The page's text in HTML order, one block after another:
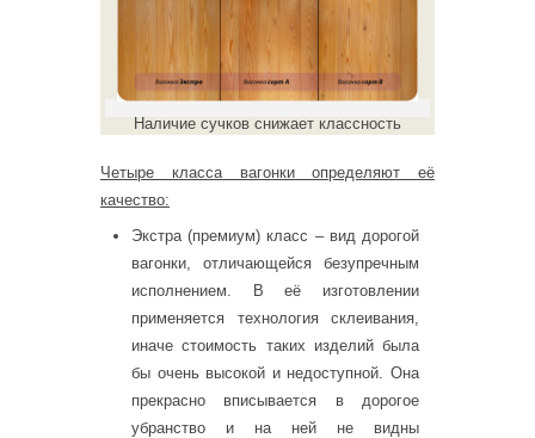
Наличие сучков снижает классность
Четыре класса вагонки определяют её
качество:
Экстра (премиум) класс – вид дорогой
вагонки, отличающейся безупречным
исполнением. В её изготовлении
применяется технология склеивания,
иначе стоимость таких изделий была
бы очень высокой и недоступной. Она
прекрасно вписывается в дорогое
убранство и на ней не видны